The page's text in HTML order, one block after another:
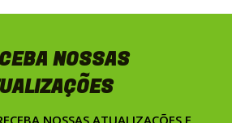
NOSSAS
NOSSAS ATUALIZAÇÕES E